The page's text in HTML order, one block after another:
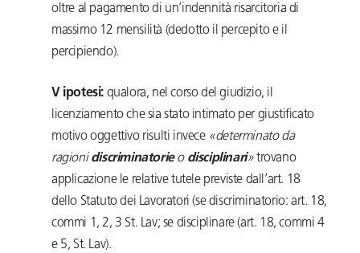
oltre al pagamento di un’indennità risarcitoria di
massimo 12 mensilità (dedotto il percepito e il
percipiendo).
V ipotesi: qualora, nel corso del giudizio, il
licenziamento che sia stato intimato per giustificato
motivo oggettivo risulti invece «determinato da
ragionidiscriminatorieo disciplinari»trovano
applicazione le relative tutele previste dall’art. 18
dello Statuto dei Lavoratori (se discriminatorio: art. 18,
commi 1, 2, 3 St. Lav; se disciplinare (art. 18, commi 4
e 5, St. Lav).